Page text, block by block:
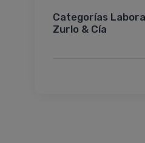
Categorías
Zurlo & Cía